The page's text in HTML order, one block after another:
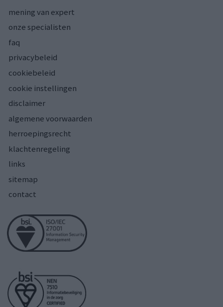
mening van expert
onze specialisten
faq
privacybeleid
cookiebeleid
cookie instellingen
disclaimer
algemene voorwaarden
herroepingsrecht
klachtenregeling
links
sitemap
contact